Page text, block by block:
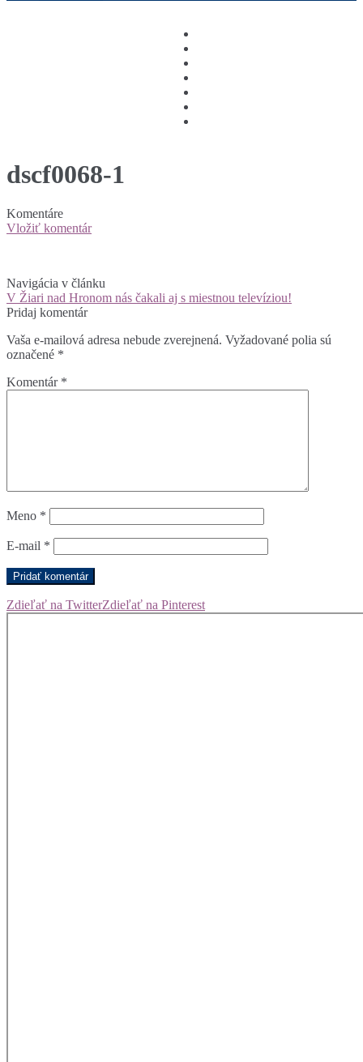
dscf0068-1
Komentáre
Vložiť komentár
Navigácia v článku
V Žiari nad Hronom nás čakali aj s miestnou televíziou!
Pridaj komentár
Vaša e-mailová adresa nebude zverejnená. Vyžadované polia sú
označené *
Komentár *
Meno *
E-mail *
Zdieľať na TwitterZdieľať na Pinterest